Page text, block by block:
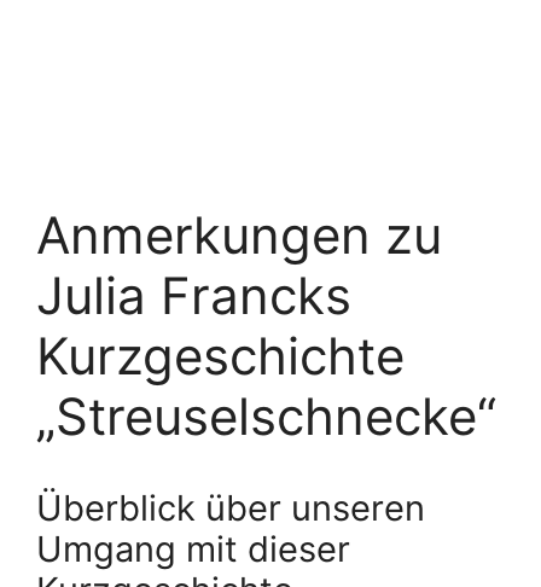
Anmerkungen zu
Julia Francks
Kurzgeschichte
„Streuselschnecke“
Überblick über unseren
Umgang mit dieser